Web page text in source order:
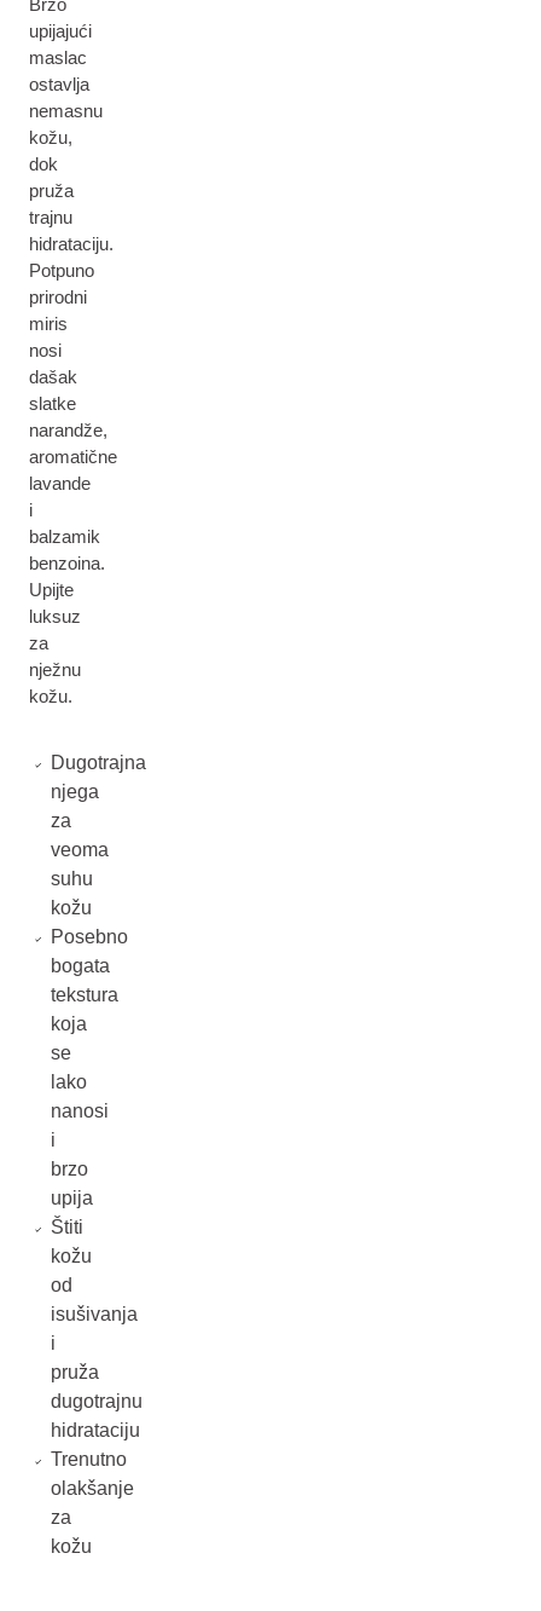
Brzo
upijajući
maslac
ostavlja
nemasnu
kožu,
dok
pruža
trajnu
hidrataciju.
Potpuno
prirodni
miris
nosi
dašak
slatke
narandže,
aromatične
lavande
i
balzamik
benzoina.
Upijte
luksuz
za
nježnu
kožu.
Dugotrajna
njega
za
veoma
suhu
kožu
Posebno
bogata
tekstura
koja
se
lako
nanosi
i
brzo
upija
Štiti
kožu
od
isušivanja
i
pruža
dugotrajnu
hidrataciju
Trenutno
olakšanje
za
kožu